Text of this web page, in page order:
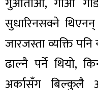
सुधारिनसक्ने
जारजस्ता व्यक्ति
ढाल्नै पर्ने थियो,
अर्कासँग बिल्कुलै